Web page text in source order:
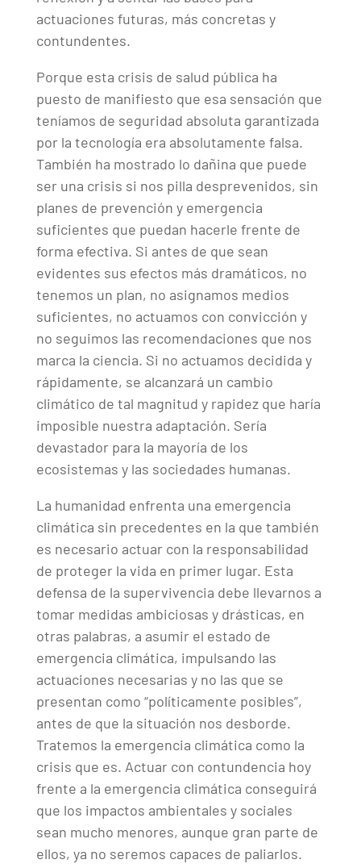
actuaciones futuras, más concretas y
contundentes.
Porque esta crisis de salud pública ha
puesto de manifiesto que esa sensación que
teníamos de seguridad absoluta garantizada
por la tecnología era absolutamente falsa.
También ha mostrado lo dañina que puede
ser una crisis si nos pilla desprevenidos, sin
planes de prevención y emergencia
suficientes que puedan hacerle frente de
forma efectiva. Si antes de que sean
evidentes sus efectos más dramáticos, no
tenemos un plan, no asignamos medios
suficientes, no actuamos con convicción y
no seguimos las recomendaciones que nos
marca la ciencia. Si no actuamos decidida y
rápidamente, se alcanzará un cambio
climático de tal magnitud y rapidez que haría
imposible nuestra adaptación. Sería
devastador para la mayoría de los
ecosistemas y las sociedades humanas.
La humanidad enfrenta una emergencia
climática sin precedentes en la que también
es necesario actuar con la responsabilidad
de proteger la vida en primer lugar. Esta
defensa de la supervivencia debe llevarnos a
tomar medidas ambiciosas y drásticas, en
otras palabras, a asumir el estado de
emergencia climática, impulsando las
actuaciones necesarias y no las que se
presentan como “políticamente posibles”,
antes de que la situación nos desborde.
Tratemos la emergencia climática como la
crisis que es. Actuar con contundencia hoy
frente a la emergencia climática conseguirá
que los impactos ambientales y sociales
sean mucho menores, aunque gran parte de
ellos, ya no seremos capaces de paliarlos.